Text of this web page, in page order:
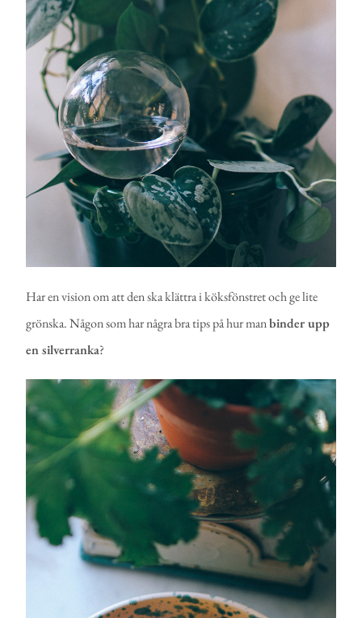
Har en vision om att den ska klättra i köksfönstret och ge lite
grönska. Någon som har några bra tips på hur manbinder upp
en silverranka?